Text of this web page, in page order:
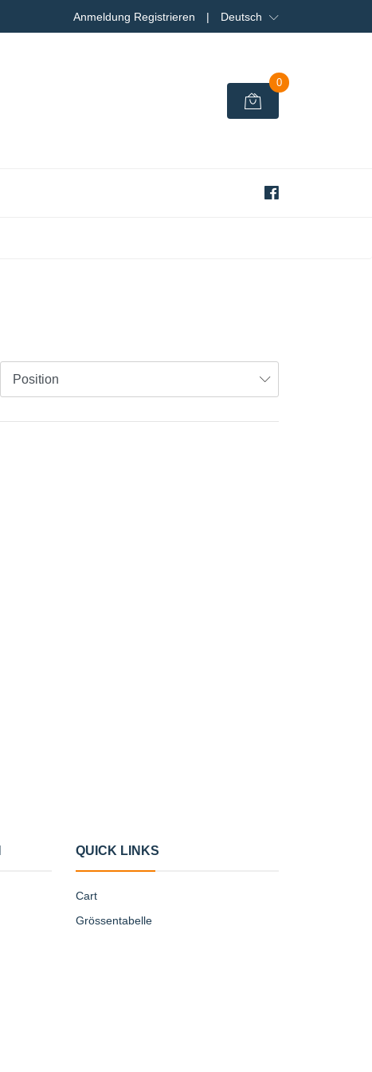
Anmeldung Registrieren | Deutsch
0
QUICK LINKS
Cart
Grössentabelle